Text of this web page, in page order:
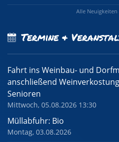
Alle Neuigkeiten
Termine &
Fahrt ins Weinbau- und
anschließend
Senioren
Mittwoch, 05.08.2026 13:30
Müllabfuhr: Bio
Montag, 03.08.2026